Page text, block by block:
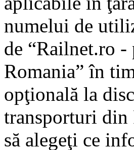
numelui de
de “Railnet.ro
Romania” în
opţională la
transporturi din
să alegeţi ce